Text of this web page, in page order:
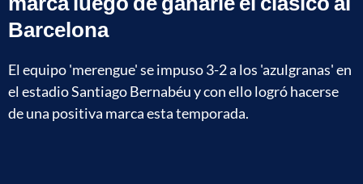
Barcelona
El equipo 'merengue' se impuso 3-2 a los 'azulgranas' en
el estadio Santiago Bernabéu y con ello logró hacerse
de una positiva marca esta temporada.